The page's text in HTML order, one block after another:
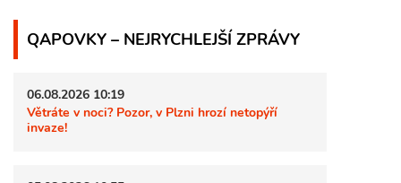
QAPOVKY – NEJRYCHLEJŠÍ ZPRÁVY
06.08.2026 10:19
Větráte v noci? Pozor, v Plzni hrozí netopýří
invaze!